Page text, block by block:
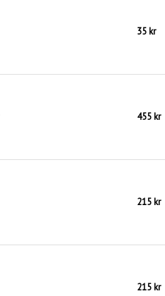
35 kr
455 kr
215 kr
215 kr